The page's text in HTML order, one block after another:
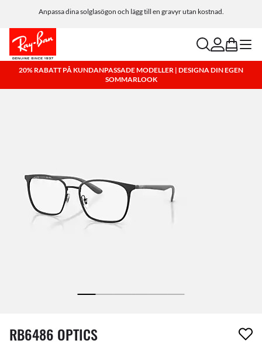
Anpassa dina solglasögon och lägg till en gravyr utan kostnad.
searchaccount
bag menu
20% RABATT PÅ KUNDANPASSADE MODELLER | DESIGNA DIN EGEN
SOMMARLOOK
1 artikel har tagits bort från din önskelista
RB6486 OPTICS